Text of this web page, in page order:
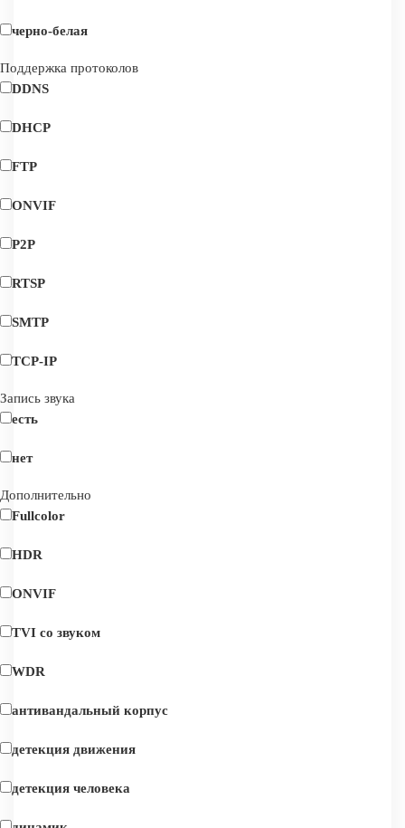
черно-белая
Поддержка протоколов
DDNS
DHCP
FTP
ONVIF
P2P
RTSP
SMTP
TCP-IP
Запись звука
есть
нет
Дополнительно
Fullcolor
HDR
ONVIF
TVI со звуком
WDR
антивандальный корпус
детекция движения
детекция человека